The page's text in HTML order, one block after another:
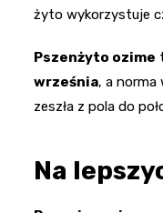
żyto wykorzystuje
Pszenżyto ozime
września, a norma
zeszła z pola do
Na